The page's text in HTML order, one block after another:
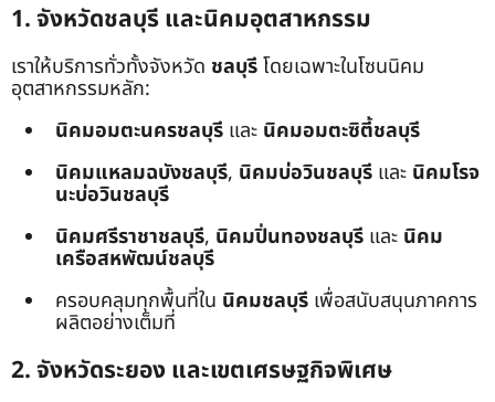
1. จังหวัดชลบุรี และนิคมอุตสาหกรรม
เราให้บริการทั่วทั้งจังหวัด ชลบุรีโดยเฉพาะในโซนนิคม
อุตสาหกรรมหลัก:
นิคมอมตะนครชลบุรี และ นิคมอมตะซิตี้ชลบุรี
นิคมแหลมฉบังชลบุรี, นิคมบ่อวินชลบุรี และ นิคมโรจ
นะบ่อวินชลบุรี
นิคมศรีราชาชลบุรี, นิคมปิ่นทองชลบุรี และ นิคม
เครือสหพัฒน์ชลบุรี
ครอบคลุมทุกพื้นที่ใน นิคมชลบุรี เพื่อสนับสนุนภาคการ
ผลิตอย่างเต็มที่
2. จังหวัดระยอง และเขตเศรษฐกิจพิเศษ